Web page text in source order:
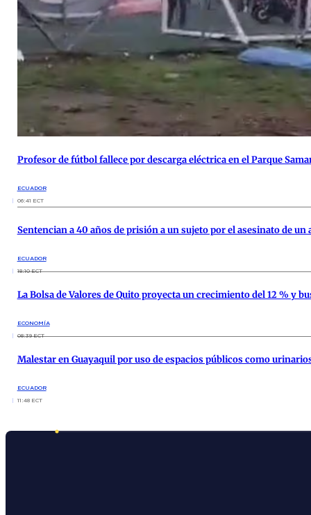
Profesor de fútbol fallece por descarga eléctrica en el Parque
ECUADOR
06:41 ECT
Sentencian a 40 años de prisión a un sujeto por el asesinato de un
ECUADOR
18:10 ECT
La Bolsa de Valores de Quito proyecta un crecimiento del 12 % y
ECONOMÍA
08:39 ECT
Malestar en Guayaquil por uso de espacios públicos como
ECUADOR
11:48 ECT